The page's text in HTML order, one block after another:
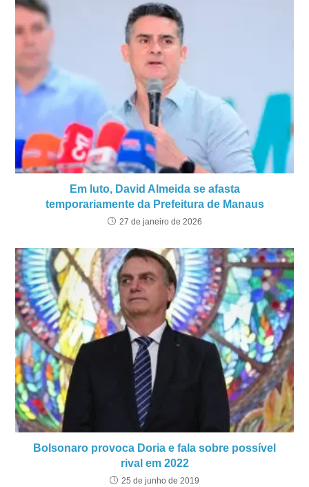
Em luto, David Almeida se afasta
temporariamente da Prefeitura de Manaus
27 de janeiro de 2026
Bolsonaro provoca Doria e fala sobre possível
rival em 2022
25 de junho de 2019